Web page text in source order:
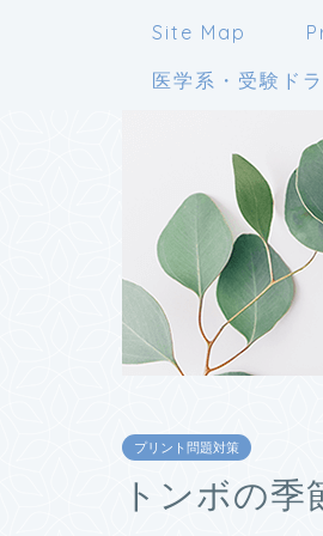
Site Map
医学系・受験ド
プリント問題対策
トンボの季